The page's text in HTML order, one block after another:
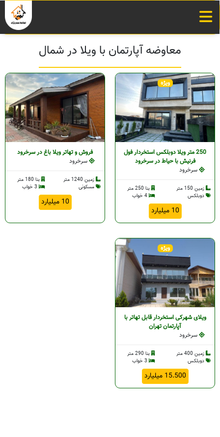
معاوضه آپارتمان با ویلا در شمال
ویژه
250 متر ویلا دوبلکس استخردار فول
فرنیش با حیاط در سرخرود
سرخرود
زمین 150 متر
بنا 250 متر
دوبلکس
10 میلیارد
فروش و تهاتر ویلا باغ در سرخرود
سرخرود
زمین 1240 متر
بنا 180 متر
مسکونی
10 میلیارد
ویژه
ویلای شهرکی استخردار قابل تهاتر با
آپارتمان تهران
سرخرود
زمین 400 متر
بنا 290 متر
دوبلکس
15.500 میلیارد